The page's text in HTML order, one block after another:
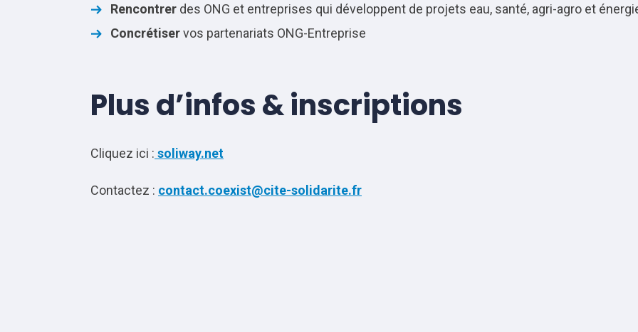
Rencontrer des ONG et entreprises qui développent de projets eau, santé, agri-agro et
Concrétiservos partenariats ONG-Entreprise
Plus d’infos & inscriptions
Cliquez ici : soliway.net
Contactez : contact.coexist@cite-solidarite.fr